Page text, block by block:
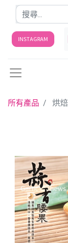
INSTAGRAM
所有產品 烘